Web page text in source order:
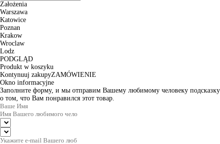
Założenia
Warszawa
Katowice
Poznan
Krakow
Wroclaw
Lodz
PODGLĄD
Produkt w koszyku
Kontynuuj zakupyZAMÓWIENIE
Okno informacyjne
Заполните форму, и мы отправим Вашему любимому человеку подсказку
о том, что Вам понравился этот товар.